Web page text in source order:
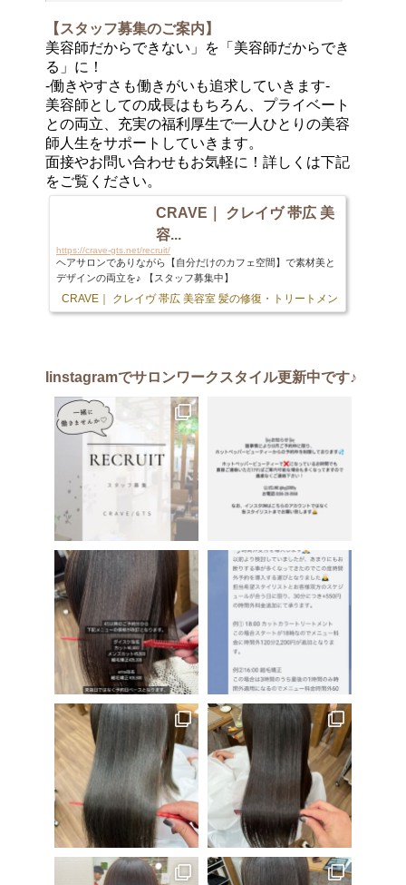
【スタッフ募集のご案内】
美容師だからできない」を「美容師だからでき
る」に！
-働きやすさも働きがいも追求していきます-
美容師としての成長はもちろん、プライベート
との両立、充実の福利厚生で一人ひとりの美容
師人生をサポートしていきます。
面接やお問い合わせもお気軽に！詳しくは下記
をご覧ください。
CRAVE｜ クレイヴ 帯広 美
容...
https://crave-gts.net/recruit/
ヘアサロンでありながら【自分だけのカフェ空間】で素材美と
デザインの両立を♪ 【スタッフ募集中】
CRAVE｜ クレイヴ 帯広 美容室 髪の修復・トリートメント専門店
Iinstagramでサロンワークスタイル更新中です♪